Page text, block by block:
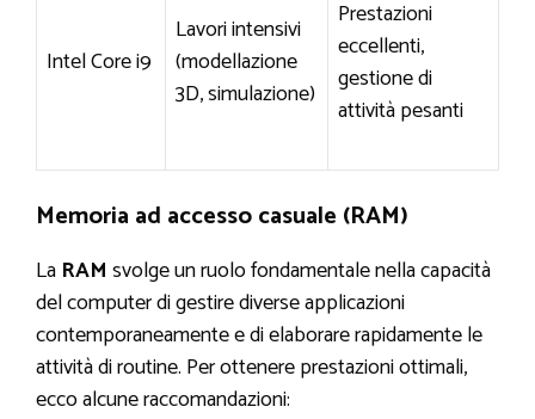
Intel Core i9
Lavori intensivi
(modellazione
3D, simulazione)
Prestazioni
eccellenti,
gestione di
attività pesanti
Memoria ad accesso casuale (RAM)
La RAM svolge un ruolo fondamentale nella capacità
del computer di gestire diverse applicazioni
contemporaneamente e di elaborare rapidamente le
attività di routine. Per ottenere prestazioni ottimali,
ecco alcune raccomandazioni: